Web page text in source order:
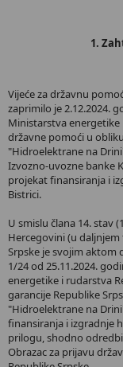
1.
Vijeće za državnu
zaprimilo je 2.12.2024.
Ministarstva energetike
državne pomoći u
"Hidroelektrane na
Izvozno-uvozne banke
projekat finansiranja i
Bistrici.
U smislu člana 14. stav
Hercegovini (u
Srpske je svojim aktom
1/24 od 25.11.2024.
energetike i rudarstva
garancije Republike
"Hidroelektrane na
finansiranja i izgradnje
prilogu, shodno odredbi
Obrazac za prijavu